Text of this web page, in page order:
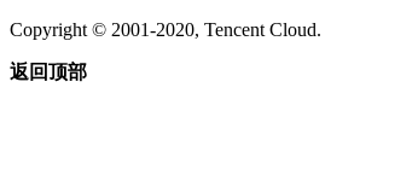
Copyright © 2001-2020, Tencent Cloud.
返回顶部